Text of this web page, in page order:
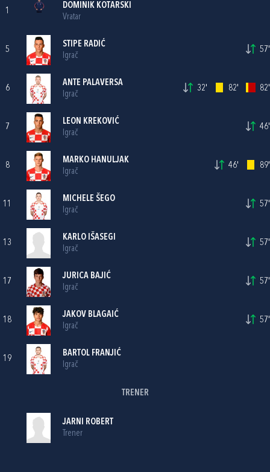
1
DOMINIK KOTARSKI
Vratar
5
STIPE RADIĆ
Igrač
57'
6
ANTE PALAVERSA
Igrač
32' 82' 82'
7
LEON KREKOVIĆ
Igrač
46'
8
MARKO HANULJAK
Igrač
46' 89'
11
MICHELE ŠEGO
Igrač
57'
13
KARLO IŠASEGI
Igrač
57'
17
JURICA BAJIĆ
Igrač
57'
18
JAKOV BLAGAIĆ
Igrač
57'
19
BARTOL FRANJIĆ
Igrač
TRENER
JARNI ROBERT
Trener